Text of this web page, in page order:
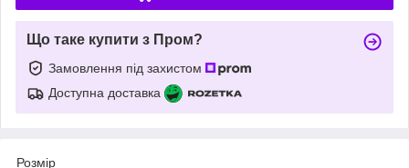
Що таке купити з Пром?
Замовлення під захистом
Доступна доставка
Розмір